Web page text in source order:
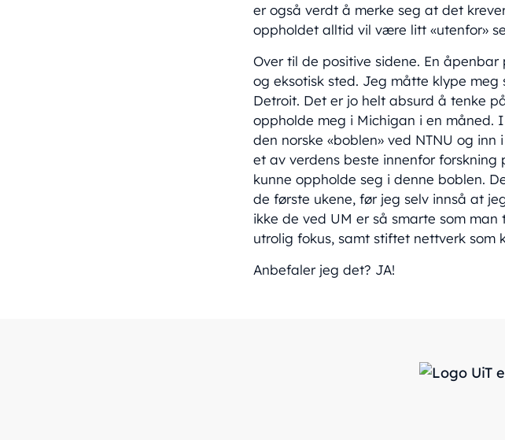
er også verdt å merke seg at det
oppholdet alltid vil være litt «utenfor»
Over til de positive sidene. En
og eksotisk sted. Jeg måtte klype
Detroit. Det er jo helt absurd å tenke
oppholde meg i Michigan i en
den norske «boblen» ved NTNU og
et av verdens beste innenfor
kunne oppholde seg i denne boblen.
de første ukene, før jeg selv innså at
ikke de ved UM er så smarte som
utrolig fokus, samt stiftet nettverk
Anbefaler jeg det? JA!